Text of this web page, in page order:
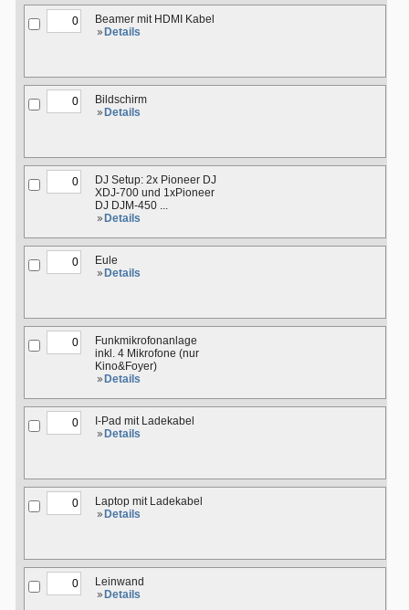
Beamer mit HDMI Kabel
Details
Bildschirm
Details
DJ Setup: 2x Pioneer DJ
XDJ-700 und 1xPioneer
DJ DJM-450 ...
Details
Eule
Details
Funkmikrofonanlage
inkl. 4 Mikrofone (nur
Kino&Foyer)
Details
I-Pad mit Ladekabel
Details
Laptop mit Ladekabel
Details
Leinwand
Details